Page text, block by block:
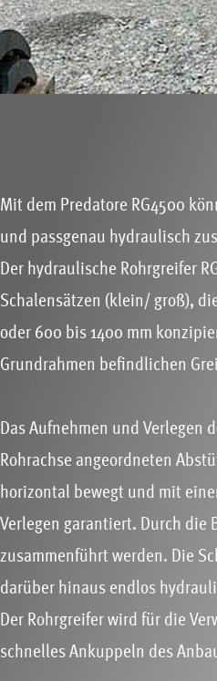
Mit dem Predatore RG4500
und passgenau hydraulisch
Der hydraulische Rohrgreifer
Schalensätzen (klein/ groß),
oder 600 bis 1400 mm
Grundrahmen befindlichen
Das Aufnehmen und Verlegen
Rohrachse angeordneten
horizontal bewegt und mit
Verlegen garantiert. Durch die
zusammenführt werden. Die
darüber hinaus endlos
Der Rohrgreifer wird für die
schnelles Ankuppeln des